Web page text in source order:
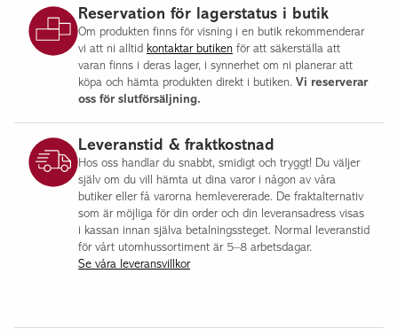
Halmstad
Malmö
Flisby
Jönköping
Reservation för lagerstatus i butik
Om produkten finns för visning i en butik rekommenderar
vi att ni alltid kontaktar butiken för att säkerställa att
varan finns i deras lager, i synnerhet om ni planerar att
köpa och hämta produkten direkt i butiken. Vi reserverar
oss för slutförsäljning.
Leveranstid & fraktkostnad
Hos oss handlar du snabbt, smidigt och tryggt! Du väljer
själv om du vill hämta ut dina varor i någon av våra
butiker eller få varorna hemlevererade. De fraktalternativ
som är möjliga för din order och din leveransadress visas
i kassan innan själva betalningssteget. Normal leveranstid
för vårt utomhussortiment är 5–8 arbetsdagar.
Se våra leveransvillkor